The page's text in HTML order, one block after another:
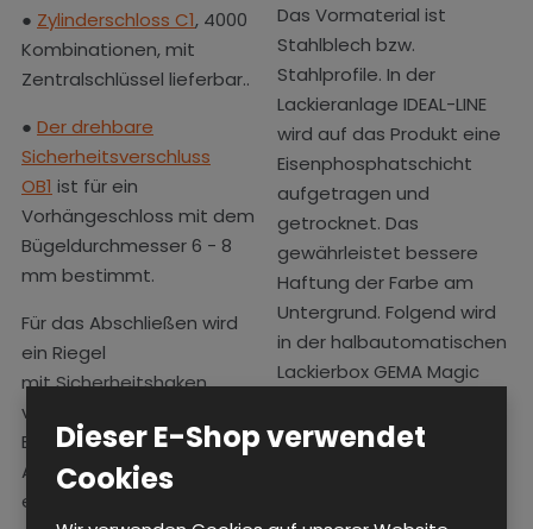
Dieser E-Shop verwendet
Cookies
● Zylinderschloss C1, 4000
Kombinationen, mit
Zentralschlüssel lieferbar..
● Der drehbare
Sicherheitsverschluss
OB1 ist für ein
Vorhängeschloss mit dem
Bügeldurchmesser 6 - 8
mm bestimmt.
Für das Abschließen wird
ein Riegel
mit Sicherheitshaken
verwendet, der die
Beständigkeit gegen das
Ausbrechen der Tür
erhöht.
Das Vormaterial ist
Stahlblech bzw.
Stahlprofile. In der
Lackieranlage IDEAL-LINE
wird auf das Produkt eine
Eisenphosphatschicht
aufgetragen und
getrocknet. Das
gewährleistet bessere
Haftung der Farbe am
Untergrund. Folgend wird
in der halbautomatischen
Lackierbox GEMA Magic
elektrostatischen Feld die
aufgetragen. Diese wird